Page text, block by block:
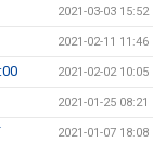
2021-03-03 15:52
2021-02-11 11:46
2021-02-02 10:05
2021-01-25 08:21
2021-01-07 18:08